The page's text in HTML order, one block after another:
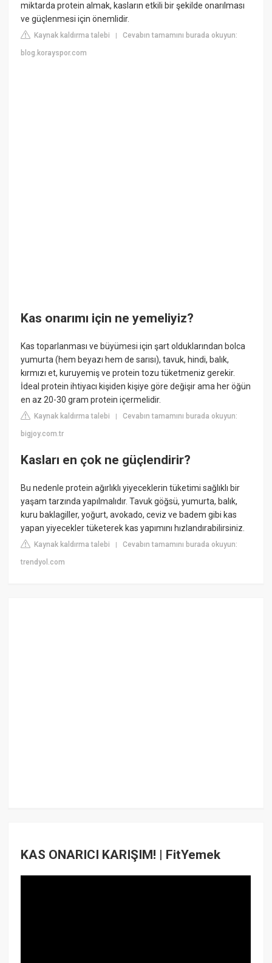
miktarda protein almak, kasların etkili bir şekilde onarılması
ve güçlenmesi için önemlidir.
Kaynak kaldırma talebi |Cevabın tamamını burada okuyun:
blog.korayspor.com
Kas onarımı için ne yemeliyiz?
Kas toparlanması ve büyümesi için şart olduklarından bolca
yumurta (hem beyazı hem de sarısı), tavuk, hindi, balık,
kırmızı et, kuruyemiş ve protein tozu tüketmeniz gerekir.
İdeal protein ihtiyacı kişiden kişiye göre değişir ama her öğün
en az 20-30 gram protein içermelidir.
Kaynak kaldırma talebi |Cevabın tamamını burada okuyun:
bigjoy.com.tr
Kasları en çok ne güçlendirir?
Bu nedenle protein ağırlıklı yiyeceklerin tüketimi sağlıklı bir
yaşam tarzında yapılmalıdır. Tavuk göğsü, yumurta, balık,
kuru baklagiller, yoğurt, avokado, ceviz ve badem gibi kas
yapan yiyecekler tüketerek kas yapımını hızlandırabilirsiniz.
Kaynak kaldırma talebi |Cevabın tamamını burada okuyun:
trendyol.com
KAS ONARICI KARIŞIM! | FitYemek